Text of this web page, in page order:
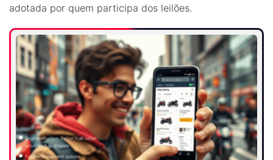
adotada por quem participa dos leilões.